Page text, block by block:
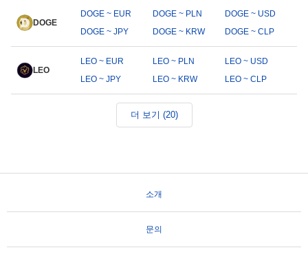
DOGE
DOGE ~ EUR DOGE ~ PLN
DOGE ~ USD
DOGE ~ JPY
DOGE ~ KRW DOGE ~ CLP
LEO
LEO ~ EUR LEO ~ PLN
LEO ~ USD
LEO ~ JPY
LEO ~ KRW LEO ~ CLP
더 보기 (20)
소개
문의